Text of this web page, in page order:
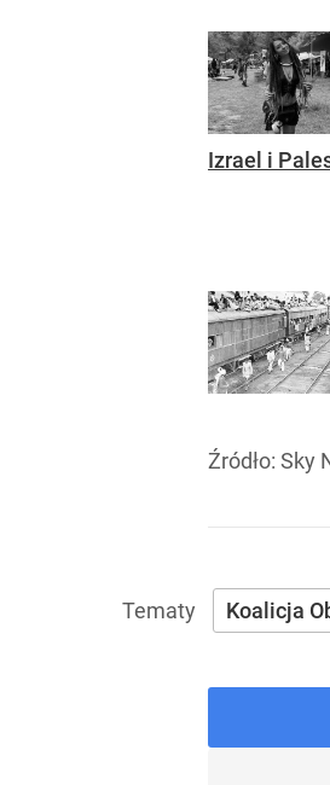
Izrael i
Źródło: Sky
Koalicja